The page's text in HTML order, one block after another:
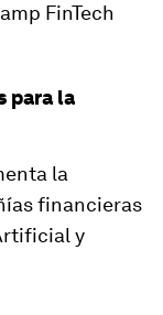
FinTech
para la
la
financieras
y